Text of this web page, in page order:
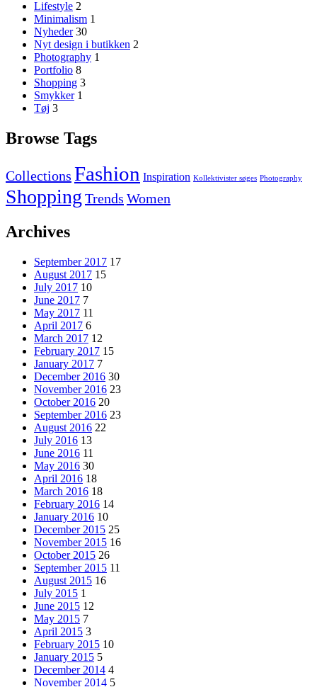
Lifestyle 2
Minimalism 1
Nyheder 30
Nyt design i butikken 2
Photography 1
Portfolio 8
Shopping 3
Smykker 1
Tøj 3
Browse Tags
Collections Fashion Inspiration Kollektivister søges Photography
Shopping Trends Women
Archives
September 2017 17
August 2017 15
July 2017 10
June 2017 7
May 2017 11
April 2017 6
March 2017 12
February 2017 15
January 2017 7
December 2016 30
November 2016 23
October 2016 20
September 2016 23
August 2016 22
July 2016 13
June 2016 11
May 2016 30
April 2016 18
March 2016 18
February 2016 14
January 2016 10
December 2015 25
November 2015 16
October 2015 26
September 2015 11
August 2015 16
July 2015 1
June 2015 12
May 2015 7
April 2015 3
February 2015 10
January 2015 5
December 2014 4
November 2014 5